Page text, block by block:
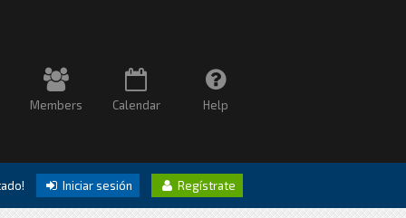
Members Calendar Help
Iniciar sesión Regístrate